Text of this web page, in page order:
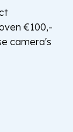
€100,-
camera's